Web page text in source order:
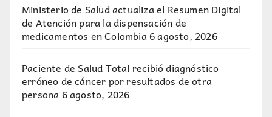
Ministerio de Salud actualiza el Resumen Digital
de Atención para la dispensación de
medicamentos en Colombia6 agosto, 2026
Paciente de Salud Total recibió diagnóstico
erróneo de cáncer por resultados de otra
persona6 agosto, 2026